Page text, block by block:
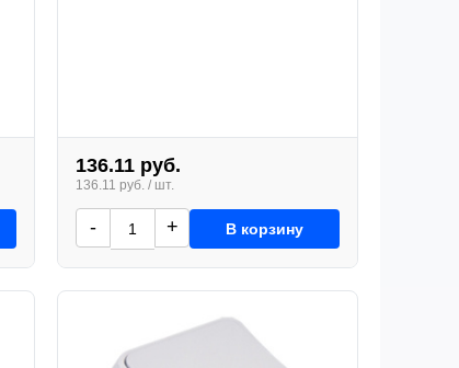
136.11 руб.
136.11 руб. / шт.
- + В корзину